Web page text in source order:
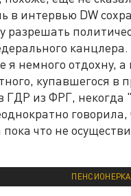
в интервью DW
разрешать
я немного отдохну,
купавшегося в
ГДР из ФРГ,
что не